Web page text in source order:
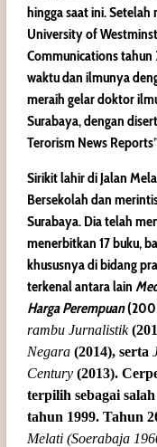
hingga saat ini.
University of
Communications
waktu dan ilmunya
meraih gelar doktor
Surabaya, dengan
Terorism News
Sirikit lahir di Jalan
Bersekolah dan
Surabaya. Dia telah
menerbitkan 17 buku,
khususnya di bidang
terkenal antara lain
Harga Perempuan
rambu Jurnalistik
Negara (2014), serta
Century (2013).
terpilih sebagai
tahun 1999. Tahun
Melati (Soerabaja